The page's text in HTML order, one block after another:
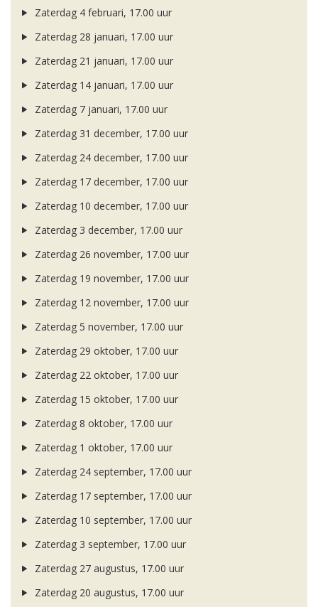
Zaterdag 4 februari, 17.00 uur
Zaterdag 28 januari, 17.00 uur
Zaterdag 21 januari, 17.00 uur
Zaterdag 14 januari, 17.00 uur
Zaterdag 7 januari, 17.00 uur
Zaterdag 31 december, 17.00 uur
Zaterdag 24 december, 17.00 uur
Zaterdag 17 december, 17.00 uur
Zaterdag 10 december, 17.00 uur
Zaterdag 3 december, 17.00 uur
Zaterdag 26 november, 17.00 uur
Zaterdag 19 november, 17.00 uur
Zaterdag 12 november, 17.00 uur
Zaterdag 5 november, 17.00 uur
Zaterdag 29 oktober, 17.00 uur
Zaterdag 22 oktober, 17.00 uur
Zaterdag 15 oktober, 17.00 uur
Zaterdag 8 oktober, 17.00 uur
Zaterdag 1 oktober, 17.00 uur
Zaterdag 24 september, 17.00 uur
Zaterdag 17 september, 17.00 uur
Zaterdag 10 september, 17.00 uur
Zaterdag 3 september, 17.00 uur
Zaterdag 27 augustus, 17.00 uur
Zaterdag 20 augustus, 17.00 uur